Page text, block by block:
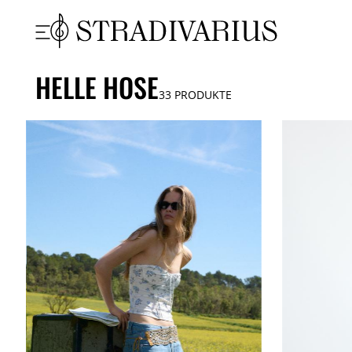
HELLE HOSE33 PRODUKTE